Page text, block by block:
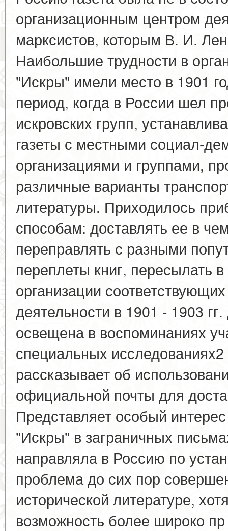
организационным центром
марксистов, которым В. И.
Наибольшие трудности в
"Искры" имели место в 1901
период, когда в России шел
искровских групп,
газеты с местными социал-
организациями и группами,
различные варианты
литературы. Приходилось
способам: доставлять ее в
переправлять с разными
переплеты книг, пересылать
организации
деятельности в 1901 - 1903
освещена в воспоминаниях
специальных
рассказывает об
официальной почты для
Представляет особый
"Искры" в заграничных
направляла в Россию по
проблема до сих пор
исторической литературе,
возможность более широко